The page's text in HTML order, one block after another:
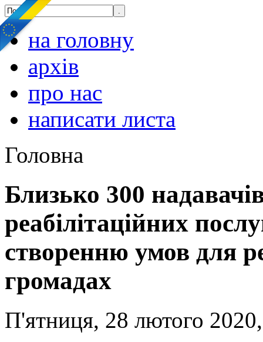
на головну
архів
про нас
написати листа
Головна
Близько 300
реабілітаційних
створенню умов для
громадах
П'ятниця, 28 лютого